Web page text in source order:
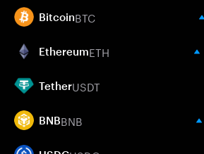
BitcoinBTC
EthereumETH
TetherUSDT
BNBBNB